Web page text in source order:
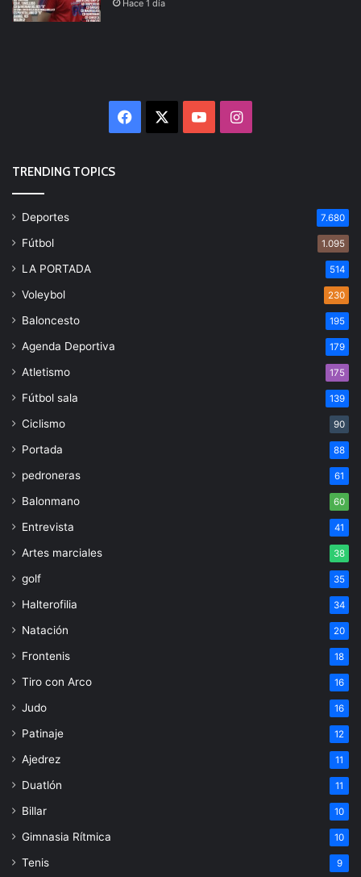
Hace 1 día
Facebook YouTubeInstagram
TRENDING TOPICS
Deportes 7.680
Fútbol 1.095
LA PORTADA 514
Voleybol 230
Baloncesto 195
Agenda Deportiva 179
Atletismo 175
Fútbol sala 139
Ciclismo 90
Portada 88
pedroneras 61
Balonmano 60
Entrevista 41
Artes marciales 38
golf 35
Halterofilia 34
Natación 20
Frontenis 18
Tiro con Arco 16
Judo 16
Patinaje 12
Ajedrez 11
Duatlón 11
Billar 10
Gimnasia Rítmica 10
Tenis 9